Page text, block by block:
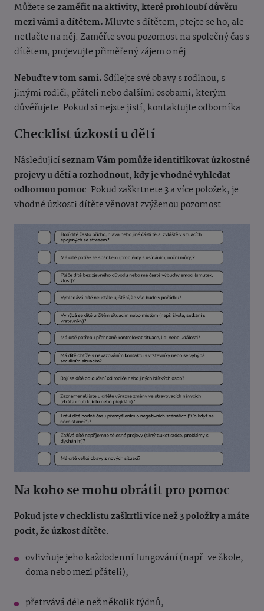
Můžete sezaměřit na aktivity, které prohloubí důvěru
mezi vámi a dítětem.Mluvte s dítětem, ptejte se ho, ale
netlačte na něj. Zaměřte svou pozornost na společný čas s
dítětem, projevujte přiměřený zájem o něj.
Nebuďte v tom sami. Sdílejte své obavy s rodinou, s
jinými rodiči, přáteli nebo dalšími osobami, kterým
důvěřujete. Pokud si nejste jistí, kontaktujte odborníka.
Checklist úzkosti u dětí
Následujícíseznam Vám pomůže identifikovat úzkostné
projevy u dětí a rozhodnout, kdy je vhodné vyhledat
odbornou pomoc. Pokud zaškrtnete 3 a více položek, je
vhodné úzkosti dítěte věnovat zvýšenou pozornost.
Na koho se mohu obrátit pro pomoc
Pokud jste v checklistu zaškrtli více než 3 položky a máte
pocit, že úzkost dítěte:
ovlivňuje jeho každodenní fungování (např. ve škole,
doma nebo mezi přáteli),
přetrvává déle než několik týdnů,